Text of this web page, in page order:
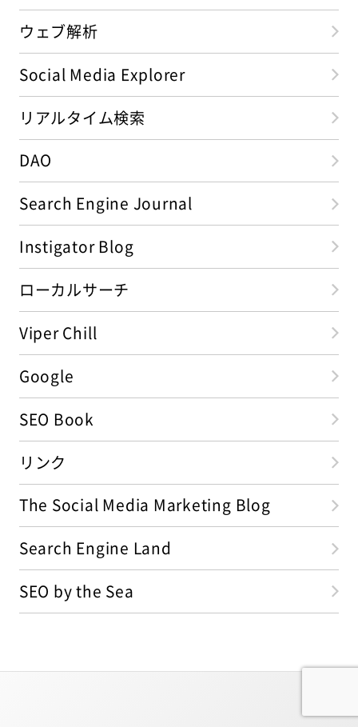
ウェブ解析
Social Media Explorer
リアルタイム検索
DAO
Search Engine Journal
Instigator Blog
ローカルサーチ
Viper Chill
Google
SEO Book
リンク
The Social Media Marketing Blog
Search Engine Land
SEO by the Sea